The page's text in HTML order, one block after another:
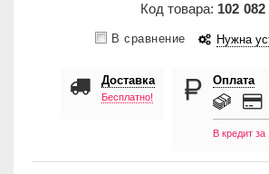
Код товара: 102 082
В сравнение Нужна
Доставка
Бесплатно!
Оплата
В кредит